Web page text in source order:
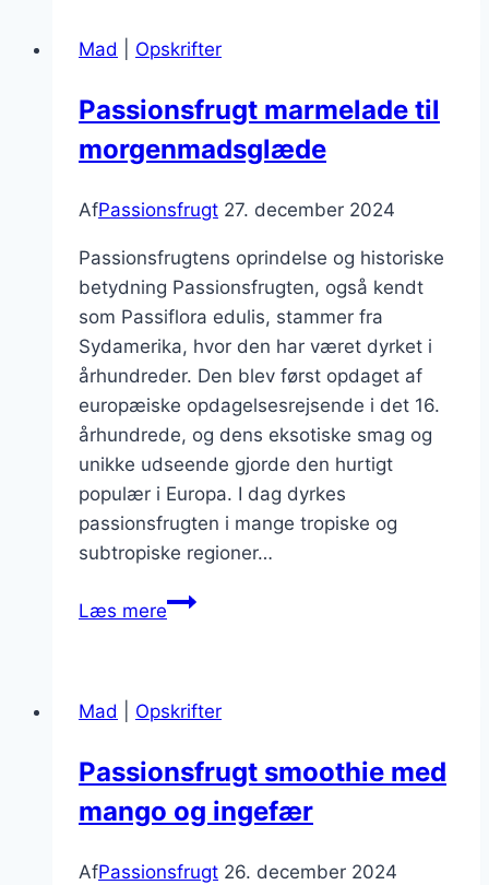
en
oplevelse
Mad Opskrifter
Passionsfrugt marmelade til
morgenmadsglæde
AfPassionsfrugt 27. december 2024
Passionsfrugtens oprindelse og historiske
betydning Passionsfrugten, også kendt
som Passiflora edulis, stammer fra
Sydamerika, hvor den har været dyrket i
århundreder. Den blev først opdaget af
europæiske opdagelsesrejsende i det 16.
århundrede, og dens eksotiske smag og
unikke udseende gjorde den hurtigt
populær i Europa. I dag dyrkes
passionsfrugten i mange tropiske og
subtropiske regioner…
Læs merePassionsfrugt
Mad
Opskrifter
Passionsfrugt smoothie med
mango og ingefær
AfPassionsfrugt 26. december 2024